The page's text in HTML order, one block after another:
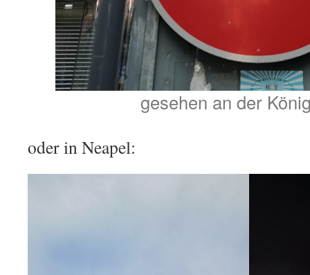
gesehen an der
oder in Neapel: